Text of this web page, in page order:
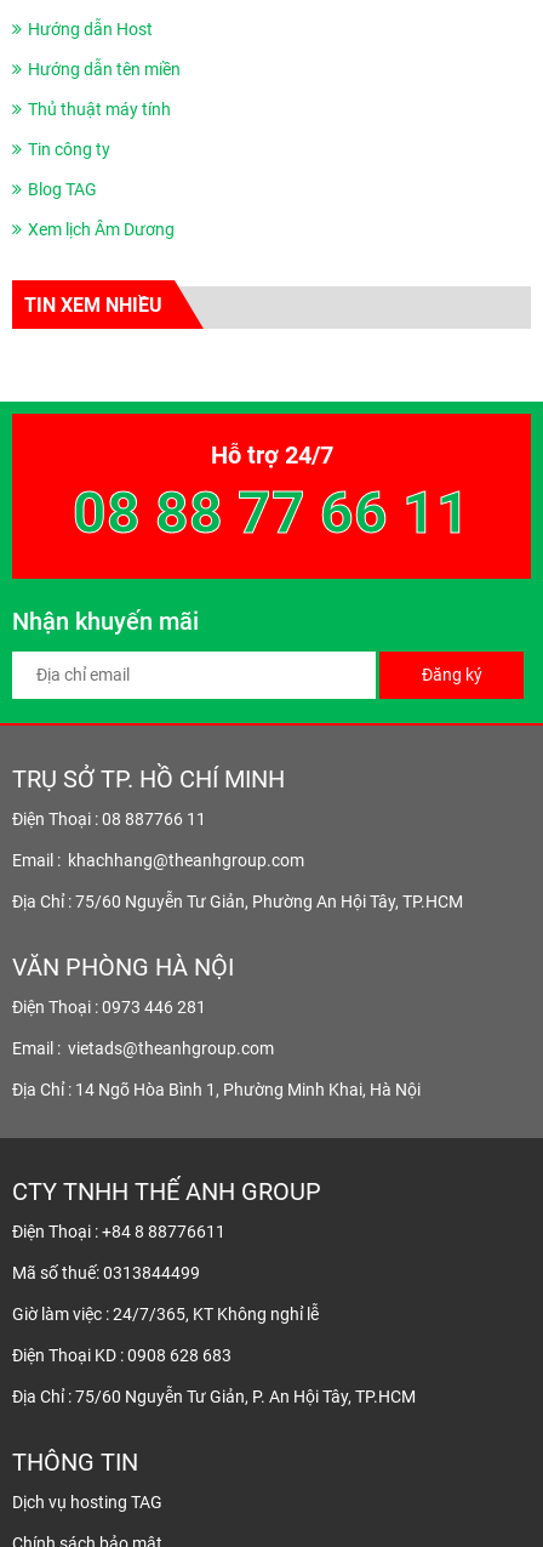
Hướng dẫn Host
Hướng dẫn tên miền
Thủ thuật máy tính
Tin công ty
Blog TAG
Xem lịch Âm Dương
TIN XEM NHIỀU
Hỗ trợ 24/7
08 88 77 66 11
Nhận khuyến mãi
Đăng ký
TRỤ SỞ TP. HỒ CHÍ MINH
Điện Thoại : 08 887766 11
Email : khachhang@theanhgroup.com
Địa Chỉ : 75/60 Nguyễn Tư Giản, Phường An Hội Tây, TP.HCM
VĂN PHÒNG HÀ NỘI
Điện Thoại : 0973 446 281
Email : vietads@theanhgroup.com
Địa Chỉ : 14 Ngõ Hòa Bình 1, Phường Minh Khai, Hà Nội
CTY TNHH THẾ ANH GROUP
Điện Thoại : +84 8 88776611
Mã số thuế: 0313844499
Giờ làm việc : 24/7/365, KT Không nghỉ lễ
Điện Thoại KD : 0908 628 683
Địa Chỉ : 75/60 Nguyễn Tư Giản, P. An Hội Tây, TP.HCM
THÔNG TIN
Dịch vụ hosting TAG